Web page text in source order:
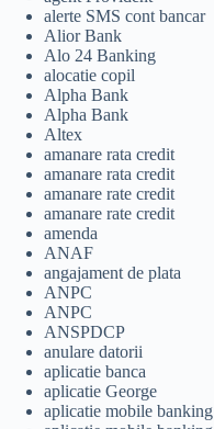
alerte SMS cont bancar
Alior Bank
Alo 24 Banking
alocatie copil
Alpha Bank
Alpha Bank
Altex
amanare rata credit
amanare rata credit
amanare rate credit
amanare rate credit
amenda
ANAF
angajament de plata
ANPC
ANPC
ANSPDCP
anulare datorii
aplicatie banca
aplicatie George
aplicatie mobile banking